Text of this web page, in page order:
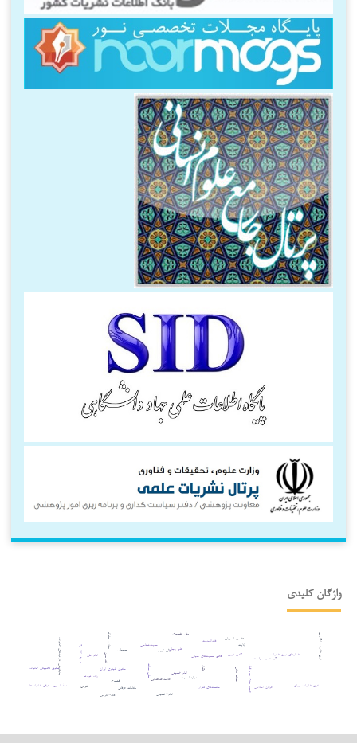
واژگان کلیدی
سبحانی
حدیث‌شناسی
نقد متن
علم رجال
درایه‌الحدیث
فقه‌الحدیث
حیات نباتی عنصر مادی جرم قتل سلب حیات
قطع حمایت‌های حیاتی
حقوق کیفری ایران
امام علی
حکومت و سیاست
مکاتب غربی
قرآن کریم
تکرار
تفسیر المیزان
علامه طباطبایی
حکمت‌های تکرار
روش تفسیری
امام خمینی
قشیری
مقامات عرفانی
منازل سلوک
عرفان اسلامی
ولایت تصوف کلاسیک ساختارهای نوین خانواده جایگزینی کارکردهای خانوادهحقوق تطبیقی خانواده
حقوق خانواده ایران
حقوق خانواده انگلیس
رفاه کودک
؛ شناسایی حقوقی خانواده‌ها
تقریب
فقه¬تقریبی امام¬خمینی